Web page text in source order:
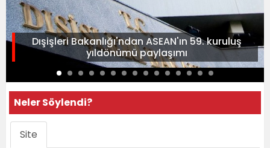
Dışişleri Bakanlığı'ndan ASEAN'ın 59. kuruluş
yıldönümü paylaşımı
Neler Söylendi?
Site